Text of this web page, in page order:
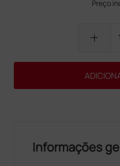
Preço
add
Informações